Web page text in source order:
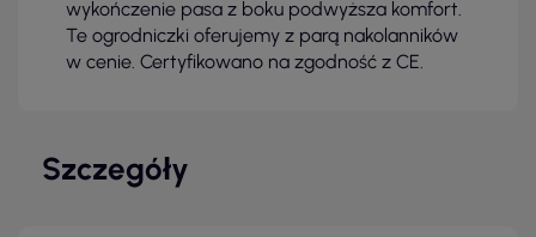
wykończenie pasa z boku podwyższa komfort.
Te ogrodniczki oferujemy z parą nakolanników
w cenie. Certyfikowano na zgodność z CE.
Szczegóły